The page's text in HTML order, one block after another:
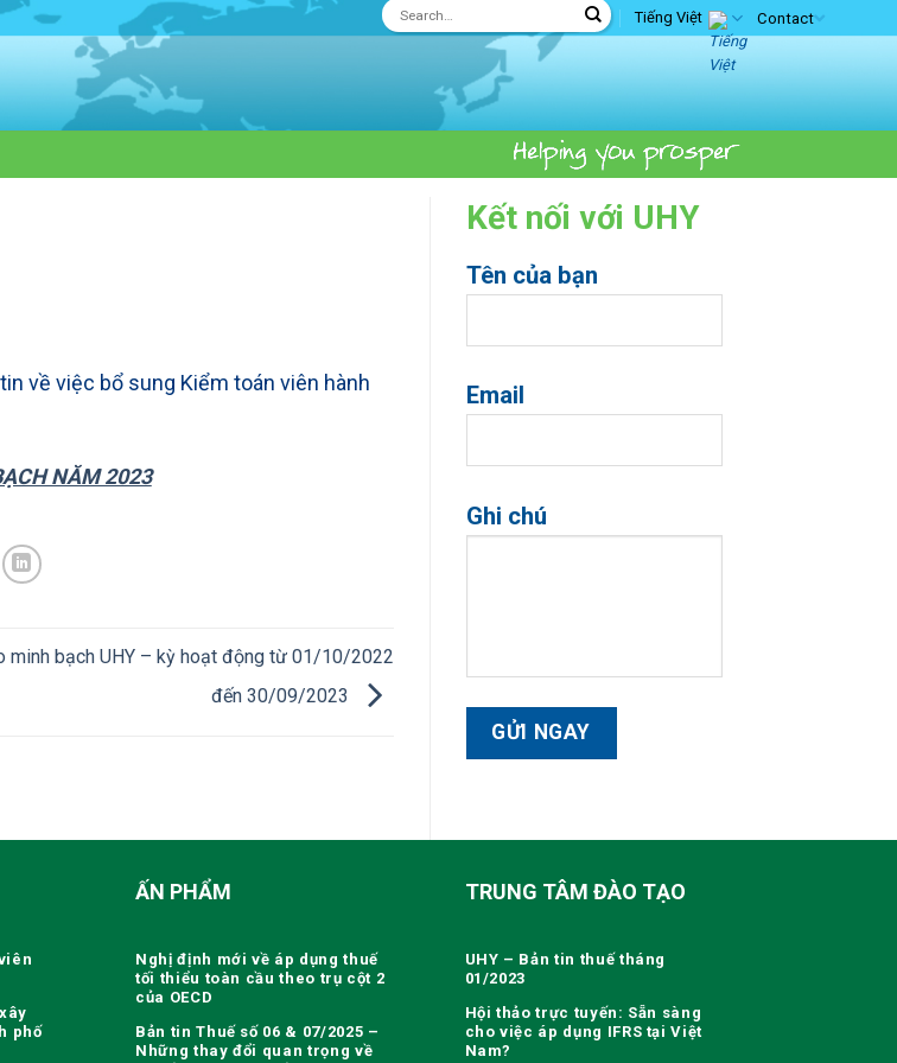
Tiếng Việt Contact
về việc bổ sung Kiểm toán viên hành
NĂM 2023
minh bạch UHY – kỳ hoạt động từ 01/10/2022
đến 30/09/2023
Kết nối với UHY
Tên của bạn
Email
Ghi chú
phố
ẤN PHẨM
Nghị định mới về áp dụng thuế
tối thiểu toàn cầu theo trụ cột 2
của OECD
Bản tin Thuế số 06 & 07/2025 –
Những thay đổi quan trọng về
TRUNG TÂM ĐÀO TẠO
UHY – Bản tin thuế tháng
01/2023
Hội thảo trực tuyến: Sẵn sàng
cho việc áp dụng IFRS tại Việt
Nam?